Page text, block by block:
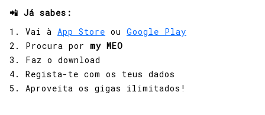
📲 Já sabes:
1. Vai à App Store ou Google Play
2. Procura por my MEO
3. Faz o download
4. Regista-te com os teus dados
5. Aproveita os gigas ilimitados!